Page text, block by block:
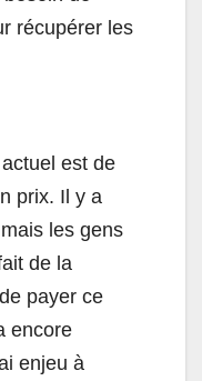
récupérer les
est de
prix. Il y a
les gens
de la
payer ce
encore
enjeu à